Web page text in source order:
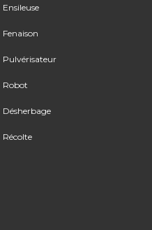
Ensileuse
Fenaison
Pulvérisateur
Robot
Désherbage
Récolte